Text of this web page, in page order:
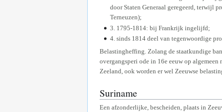
door Staten Generaal geregeerd, terwijl
Terneuzen);
3. 1795-1814: bij Frankrijk ingelijfd;
4. sinds 1814 deel van tegenwoordige
Belastingheffing. Zolang de staatkundige
overgangsperi ode in 16e eeuw op
Zeeland, ook worden er wel Zeeuwse
Suriname
Een afzonderlijke, bescheiden, plaats in